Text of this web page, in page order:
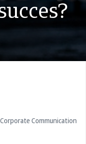
Communication